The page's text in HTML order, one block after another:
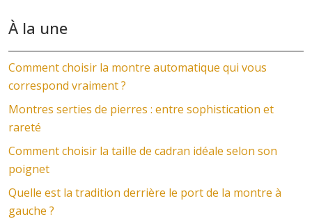
À la une
Comment choisir la montre automatique qui vous
correspond vraiment ?
Montres serties de pierres : entre sophistication et
rareté
Comment choisir la taille de cadran idéale selon son
poignet
Quelle est la tradition derrière le port de la montre à
gauche ?